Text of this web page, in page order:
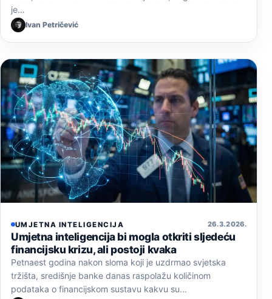
je…
Ivan Petričević
UMJETNA INTELIGENCIJA 26. 3. 2026.
Umjetna inteligencija bi mogla otkriti sljedeću
financijsku krizu, ali postoji kvaka
Petnaest godina nakon sloma koji je uzdrmao svjetska
tržišta, središnje banke danas raspolažu količinom
podataka o financijskom sustavu kakvu su…